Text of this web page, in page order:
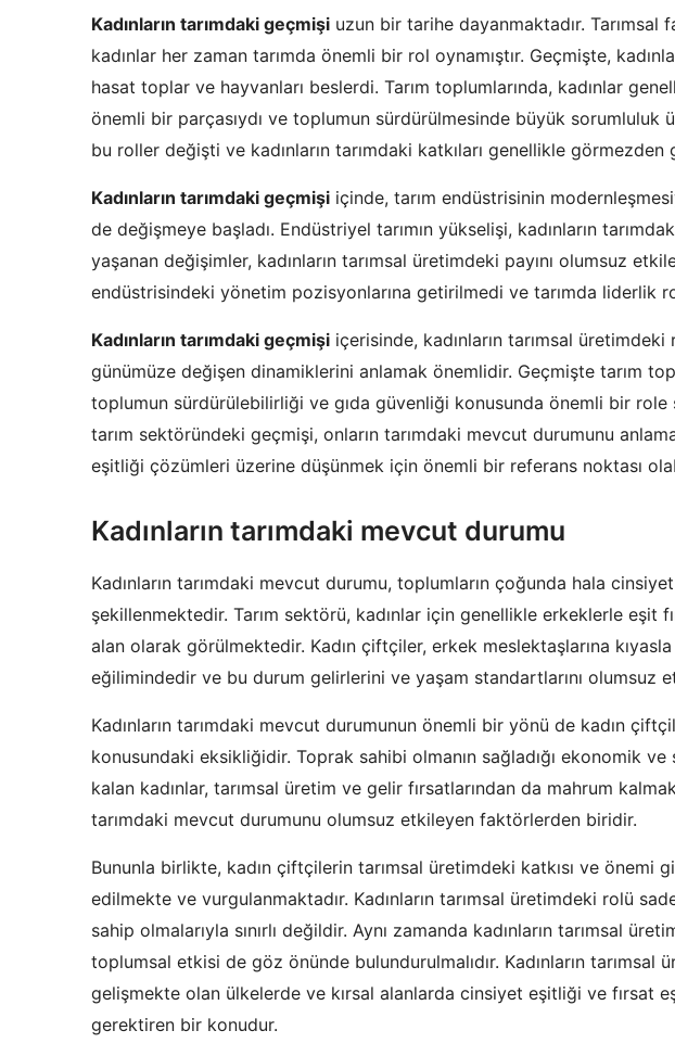
Kadınların tarımdaki geçmişi uzun bir tarihe dayanmaktadır.
kadınlar her zaman tarımda önemli bir rol oynamıştır. Geçmişte,
hasat toplar ve hayvanları beslerdi. Tarım toplumlarında, kadınlar
önemli bir parçasıydı ve toplumun sürdürülmesinde büyük sorumluluk
bu roller değişti ve kadınların tarımdaki katkıları genellikle görmezden
Kadınların tarımdaki geçmişi içinde, tarım endüstrisinin
de değişmeye başladı. Endüstriyel tarımın yükselişi, kadınların
yaşanan değişimler, kadınların tarımsal üretimdeki payını olumsuz
endüstrisindeki yönetim pozisyonlarına getirilmedi ve tarımda liderlik
Kadınların tarımdaki geçmişi içerisinde, kadınların tarımsal
günümüze değişen dinamiklerini anlamak önemlidir. Geçmişte tarım
toplumun sürdürülebilirliği ve gıda güvenliği konusunda önemli bir role
tarım sektöründeki geçmişi, onların tarımdaki mevcut durumunu
eşitliği çözümleri üzerine düşünmek için önemli bir referans noktası
Kadınların tarımdaki mevcut durumu
Kadınların tarımdaki mevcut durumu, toplumların çoğunda hala
şekillenmektedir. Tarım sektörü, kadınlar için genellikle erkeklerle eşit
alan olarak görülmektedir. Kadın çiftçiler, erkek meslektaşlarına
eğilimindedir ve bu durum gelirlerini ve yaşam standartlarını olumsuz
Kadınların tarımdaki mevcut durumunun önemli bir yönü de kadın
konusundaki eksikliğidir. Toprak sahibi olmanın sağladığı ekonomik
kalan kadınlar, tarımsal üretim ve gelir fırsatlarından da mahrum
tarımdaki mevcut durumunu olumsuz etkileyen faktörlerden biridir.
Bununla birlikte, kadın çiftçilerin tarımsal üretimdeki katkısı ve önemi
edilmekte ve vurgulanmaktadır. Kadınların tarımsal üretimdeki rolü
sahip olmalarıyla sınırlı değildir. Aynı zamanda kadınların tarımsal
toplumsal etkisi de göz önünde bulundurulmalıdır. Kadınların tarımsal
gelişmekte olan ülkelerde ve kırsal alanlarda cinsiyet eşitliği ve fırsat
gerektiren bir konudur.